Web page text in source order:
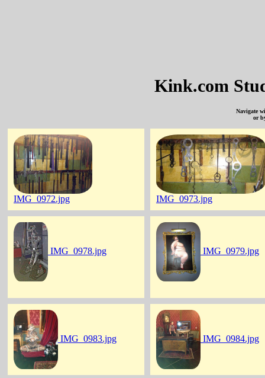
Kink.com
Navigate
or
IMG_0972.jpg IMG_0973.jpg
IMG_0978.jpg IMG_0979.jpg
IMG_0983.jpg IMG_0984.jpg